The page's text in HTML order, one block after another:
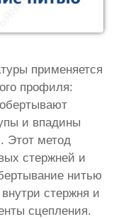
применяется
профиля:
и впадины
Этот метод
стержней и
нитью
стержня и
сцепления.